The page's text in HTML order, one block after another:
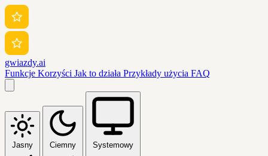
gwiazdy.ai
Funkcje Korzyści Jak to działa Przykłady użycia FAQ
Jasny Ciemny Systemowy